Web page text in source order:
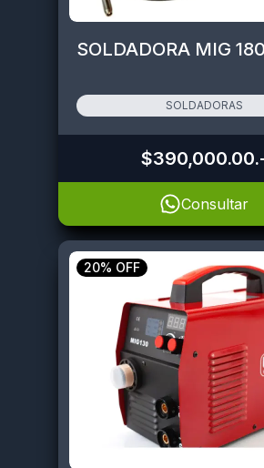
SOLDADORA MIG
SOLDADORAS
$390,000.00
Consultar
20% OFF